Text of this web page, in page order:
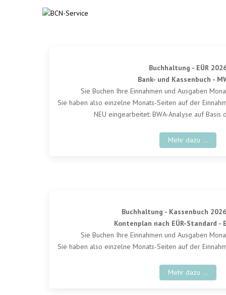
Buchhaltung - EÜR
Bank- und Kassenbuch -
Sie Buchen Ihre Einnahmen und Ausgaben
Sie haben also einzelne Monats-Seiten auf der
NEU eingearbeitet: BWA-Analyse auf Basis
Mehr dazu ...
Buchhaltung - Kassenbuch
Kontenplan nach EÜR-Standard -
Sie Buchen Ihre Einnahmen und Ausgaben
Sie haben also einzelne Monats-Seiten auf der
Mehr dazu ...